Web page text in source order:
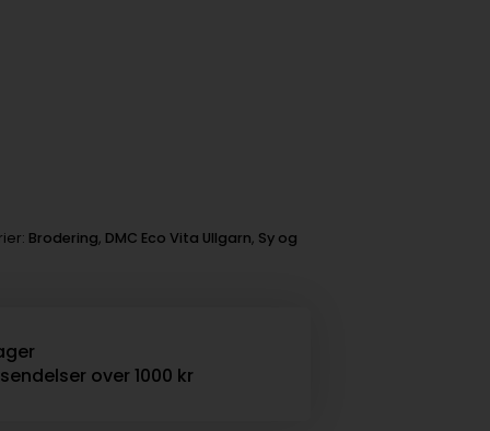
Brodering, DMC Eco Vita Ullgarn, Sy og
over 1000 kr